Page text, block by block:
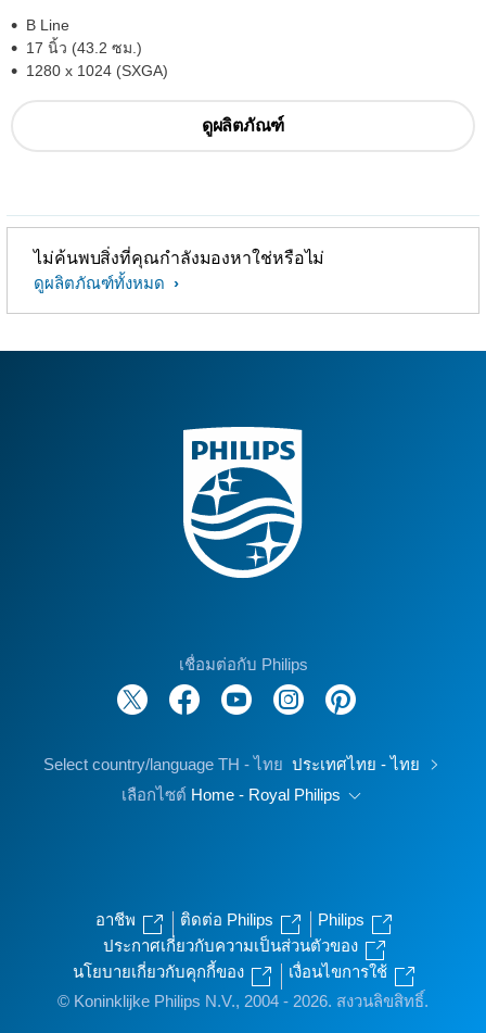
B Line
17 นิ้ว (43.2 ซม.)
1280 x 1024 (SXGA)
ดูผลิตภัณฑ์
ไม่ค้นพบสิ่งที่คุณกำลังมองหาใช่หรือไม่
ดูผลิตภัณฑ์ทั้งหมด
เชื่อมต่อกับ Philips
Select country/language TH - ไทย ประเทศไทย - ไทย
เลือกไซต์ Home - Royal Philips
อาชีพ ติดต่อ Philips
Philips
ประกาศเกี่ยวกับความเป็นส่วนตัวของ
นโยบายเกี่ยวกับคุกกี้ของ
เงื่อนไขการใช้
© Koninklijke Philips N.V., 2004 - 2026. สงวนลิขสิทธิ์.